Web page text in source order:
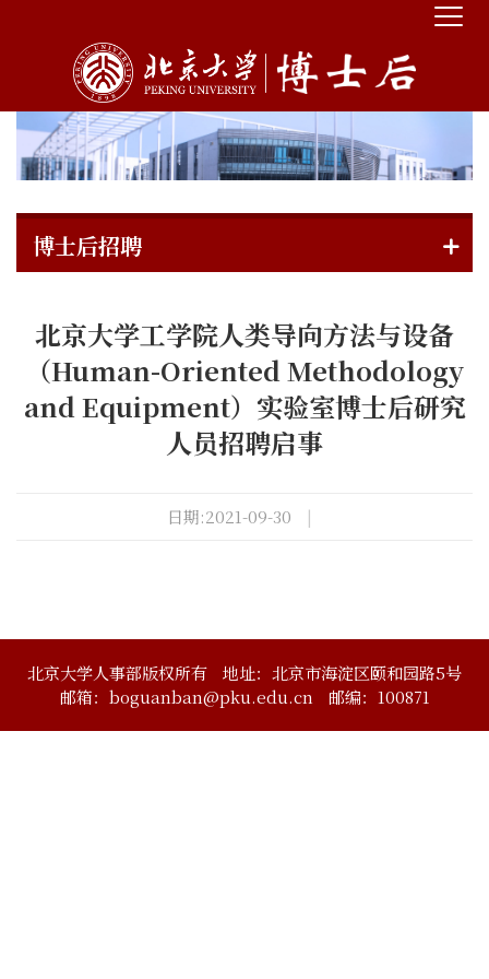
博士后招聘
北京大学工学院人类导向方法与设备
（Human-Oriented Methodology
and Equipment）实验室博士后研究
人员招聘启事
日期:2021-09-30 |
北京大学人事部版权所有
地址：北京市海淀区颐和园路5号
邮箱：boguanban@pku.edu.cn
邮编：100871